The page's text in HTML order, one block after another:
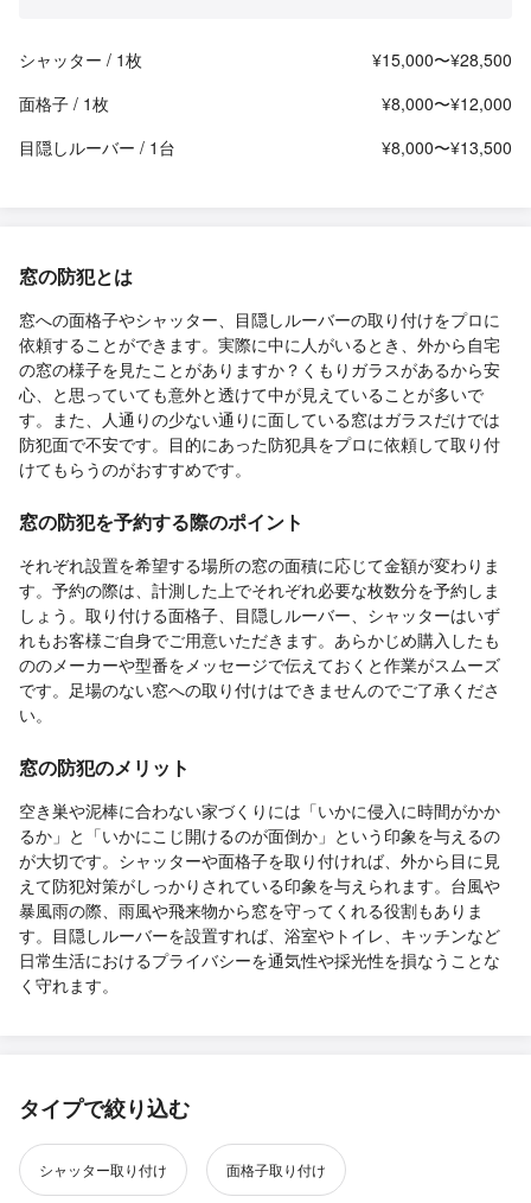
シャッター / 1枚
¥15,000〜¥28,500
面格子 / 1枚
¥8,000〜¥12,000
目隠しルーバー / 1台
¥8,000〜¥13,500
窓の防犯とは
窓への面格子やシャッター、目隠しルーバーの取り付けをプロに
依頼することができます。実際に中に人がいるとき、外から自宅
の窓の様子を見たことがありますか？くもりガラスがあるから安
心、と思っていても意外と透けて中が見えていることが多いで
す。また、人通りの少ない通りに面している窓はガラスだけでは
防犯面で不安です。目的にあった防犯具をプロに依頼して取り付
けてもらうのがおすすめです。
窓の防犯を予約する際のポイント
それぞれ設置を希望する場所の窓の面積に応じて金額が変わりま
す。予約の際は、計測した上でそれぞれ必要な枚数分を予約しま
しょう。取り付ける面格子、目隠しルーバー、シャッターはいず
れもお客様ご自身でご用意いただきます。あらかじめ購入したも
ののメーカーや型番をメッセージで伝えておくと作業がスムーズ
です。足場のない窓への取り付けはできませんのでご了承くださ
い。
窓の防犯のメリット
空き巣や泥棒に合わない家づくりには「いかに侵入に時間がかか
るか」と「いかにこじ開けるのが面倒か」という印象を与えるの
が大切です。シャッターや面格子を取り付ければ、外から目に見
えて防犯対策がしっかりされている印象を与えられます。台風や
暴風雨の際、雨風や飛来物から窓を守ってくれる役割もありま
す。目隠しルーバーを設置すれば、浴室やトイレ、キッチンなど
日常生活におけるプライバシーを通気性や採光性を損なうことな
く守れます。
タイプで絞り込む
シャッター取り付け 面格子取り付け